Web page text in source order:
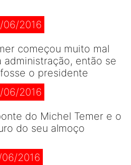
06/2016
começou muito mal
administração, então se
o presidente
06/2016
do Michel Temer e o
do seu almoço
06/2016